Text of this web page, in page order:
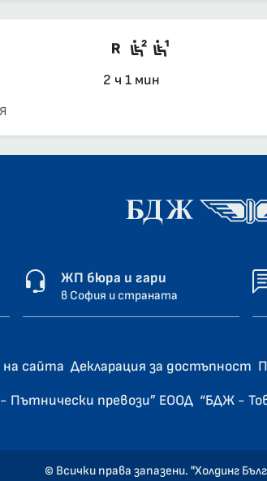
Във влака има
СедящиСедящи
2 ч 1 мин
ЖП бюра и гари
в София и страната
сайта Декларация за достъпност
Пътнически превози” ЕООД “БДЖ -
© Всички права запазени. "Холдинг